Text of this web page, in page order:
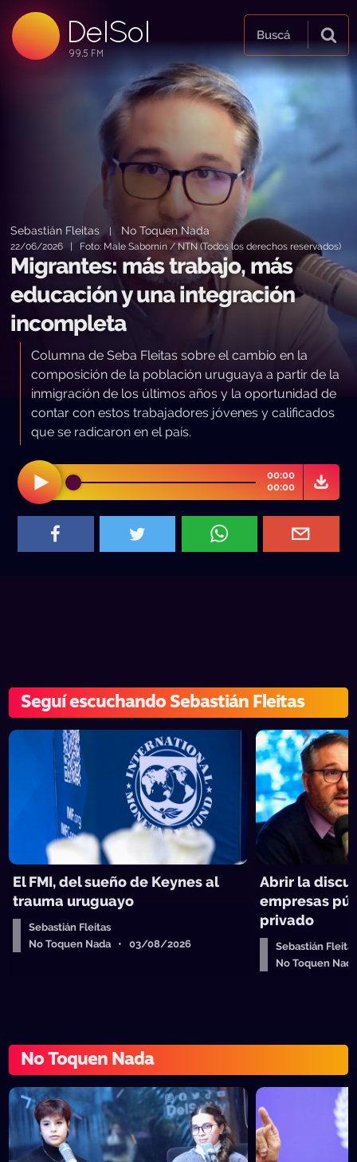
DelSol
99.5 FM
99.5 FM
99.5 FM
Buscá
Sebastián Fleitas No Toquen Nada
22/06/2026 | Foto: Male Sabornín / NTN (Todos los derechos reservados)
Migrantes: más trabajo, más
educación y una integración
incompleta
Columna de Seba Fleitas sobre el cambio en la
composición de la población uruguaya a partir de la
inmigración de los últimos años y la oportunidad de
contar con estos trabajadores jóvenes y calificados
que se radicaron en el país.
00:00
00:00
Seguí escuchando Sebastián Fleitas
El FMI, del sueño de Keynes al
trauma uruguayo
Sebastián Fleitas
No Toquen Nada • 03/08/2026
Abrir la
empresas
privado
Sebastián
No Toquen
No Toquen Nada